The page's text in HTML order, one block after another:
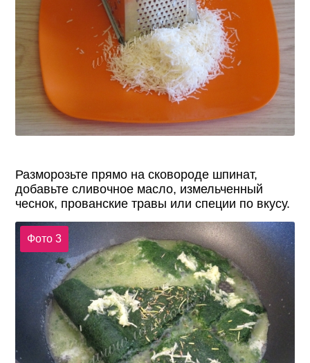
Разморозьте прямо на сковороде шпинат,
добавьте сливочное масло, измельченный
чеснок, прованские травы или специи по вкусу.
Фото 3